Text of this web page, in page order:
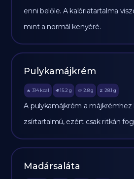
enni belőle. A kalóriatartalma
mint a normál kenyéré.
Pulykamájkrém
🔥 314 kcal 🥩 15.2 g 🥔 2.8g 🫒 28.1 g
A pulykamájkrém a májkrémhez
zsírtartalmú, ezért csak ritkán
Madársaláta